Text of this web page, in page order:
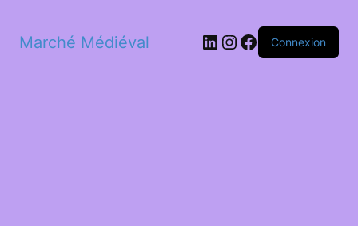
Marché Médiéval LinkedIn
Instagram
Facebook
Connexion